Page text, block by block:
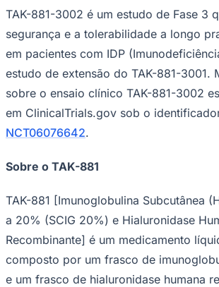
Santos
TAK-881-3002 é um estudo de Fase 3
segurança e a tolerabilidade a longo
em pacientes com IDP
estudo de extensão do TAK-881-3001.
sobre o ensaio clínico TAK-881-3002
em ClinicalTrials.gov sob o
NCT06076642.
Sobre o TAK-881
TAK-881 [Imunoglobulina Subcutânea
a 20% (SCIG 20%) e Hialuronidase
Recombinante] é um medicamento
composto por um frasco de
e um frasco de hialuronidase humana